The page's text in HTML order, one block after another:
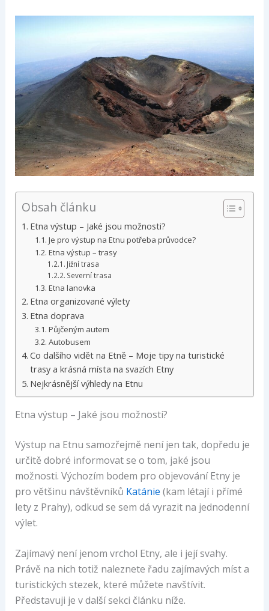
Obsah článku
Etna výstup – Jaké jsou možnosti?
Je pro výstup na Etnu potřeba průvodce?
Etna výstup – trasy
Jižní trasa
Severní trasa
Etna lanovka
Etna organizované výlety
Etna doprava
Půjčeným autem
Autobusem
Co dalšího vidět na Etně – Moje tipy na turistické
trasy a krásná místa na svazích Etny
Nejkrásnější výhledy na Etnu
Etna výstup – Jaké jsou možnosti?
Výstup na Etnu samozřejmě není jen tak, dopředu je
určitě dobré informovat se o tom, jaké jsou
možnosti. Výchozím bodem pro objevování Etny je
pro většinu návštěvníků Katánie (kam létají i přímé
lety z Prahy), odkud se sem dá vyrazit na jednodenní
výlet.
Zajímavý není jenom vrchol Etny, ale i její svahy.
Právě na nich totiž naleznete řadu zajímavých míst a
turistických stezek, které můžete navštívit.
Představuji je v další sekci článku níže.